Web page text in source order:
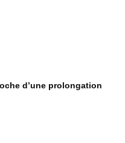
d’une prolongation